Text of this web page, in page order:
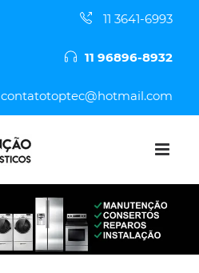
11 3641-6993
11 96896-8932
contatotoptec@hotmail.com